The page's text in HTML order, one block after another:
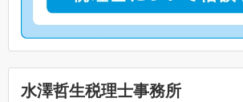
水澤哲生税理士事務所